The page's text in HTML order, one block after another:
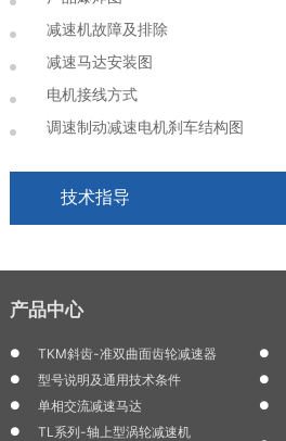
减速机故障及排除
减速马达安装图
电机接线方式
调速制动减速电机刹车结构图
技术指导
产品中心
TKM斜齿-准双曲面齿轮减速器
型号说明及通用技术条件
单相交流减速马达
TL系列-轴上型涡轮减速机